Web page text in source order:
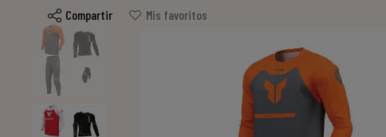
Compartir Mis favoritos